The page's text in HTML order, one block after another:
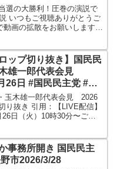
選の大勝利！圧巻の演説で
いつもご視聴ありがとうご
動画の拡散をお願いします！
ップ切り抜き】国民民
雄一郎代表会見
26日 #国民民主党 #玉
切り抜き
玉木雄一郎代表会見 2026
り抜き 引用：【LIVE配信】
日（火）10時30分〜ご視
事務所開き 国民民主
市2026/3/28